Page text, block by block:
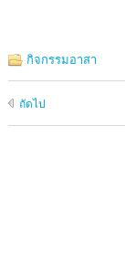
กิจกรรมอาสา
ถัดไป